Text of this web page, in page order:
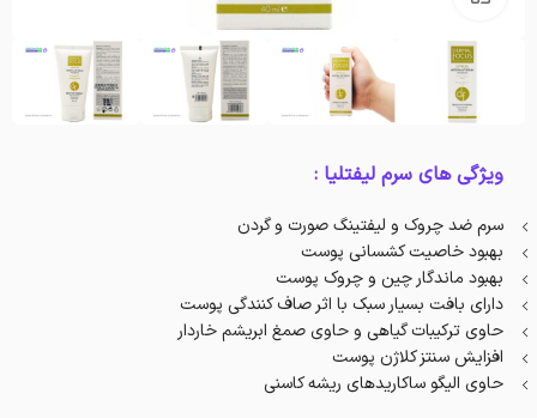
ویژگی های سرم لیفتلیا :
سرم ضد چروک و لیفتینگ صورت و گردن
بهبود خاصیت کشسانی پوست
بهبود ماندگار چین و چروک پوست
دارای بافت بسیار سبک با اثر صاف کنندگی پوست
حاوی ترکیبات گیاهی و حاوی صمغ ابریشم خاردار
افزایش سنتز کلاژن پوست
حاوی الیگو ساکاریدهای ریشه کاسنی